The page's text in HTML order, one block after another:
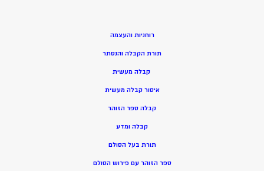
רוחניות והעצמה
תורת הקבלה והנסתר
קבלה מעשית
איסור קבלה מעשית
קבלה ספר הזוהר
קבלה ומדע
תורת בעל הסולם
ספר הזוהר עם פירוש הסולם